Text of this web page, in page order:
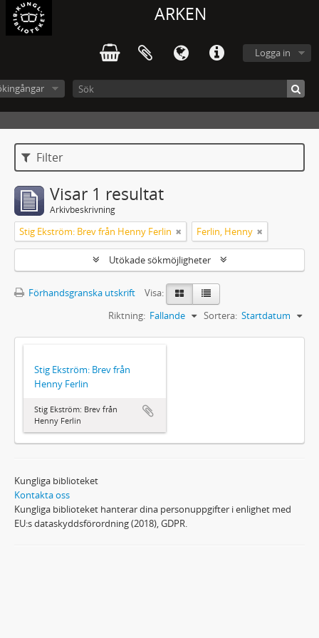
ARKEN
Logga in
Filter
Visar 1 resultat
Arkivbeskrivning
Stig Ekström: Brev från Henny Ferlin Ferlin, Henny
Utökade sökmöjligheter
Förhandsgranska utskrift
Visa:
Sortera: Startdatum
Riktning: Fallande
Stig Ekström: Brev från
Henny Ferlin
Stig Ekström: Brev från
Henny Ferlin
Kungliga biblioteket
Kontakta oss
Kungliga biblioteket hanterar dina personuppgifter i enlighet med
EU:s dataskyddsförordning (2018), GDPR.